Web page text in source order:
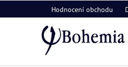
na
Hodnocení obchodu